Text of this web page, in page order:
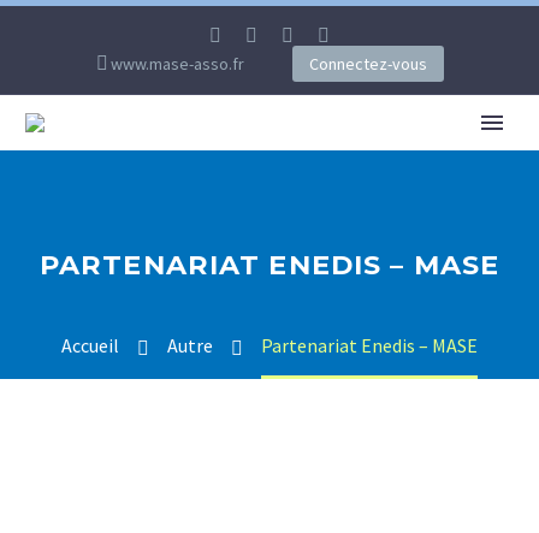
www.mase-asso.fr Connectez-vous
PARTENARIAT ENEDIS – MASE
Accueil Autre Partenariat Enedis – MASE